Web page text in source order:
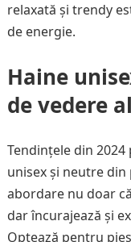
relaxată și trendy
de energie.
Haine
de vedere
Tendințele din
unisex și neutre din
abordare nu doar
dar încurajează și
Optează pentru